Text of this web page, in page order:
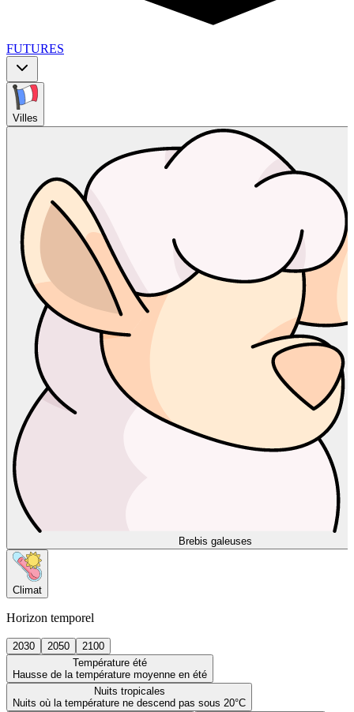
FUTURES
Villes
Brebis galeuses
Climat
Horizon temporel
2030 2050
2100
Température été
Hausse de la température moyenne en été
Nuits tropicales
Nuits où la température ne descend pas sous 20°C